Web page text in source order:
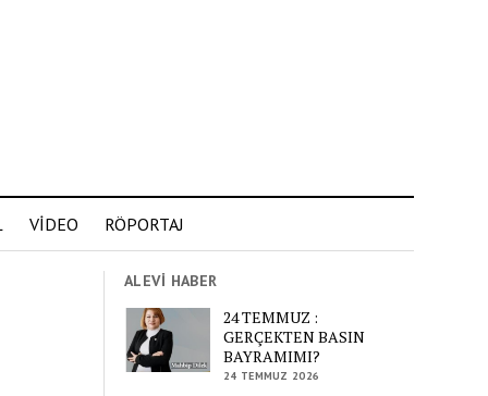
VİDEO RÖPORTAJ
ALEVİ HABER
24 TEMMUZ :
GERÇEKTEN BASIN
BAYRAMIMI?
24 TEMMUZ 2026